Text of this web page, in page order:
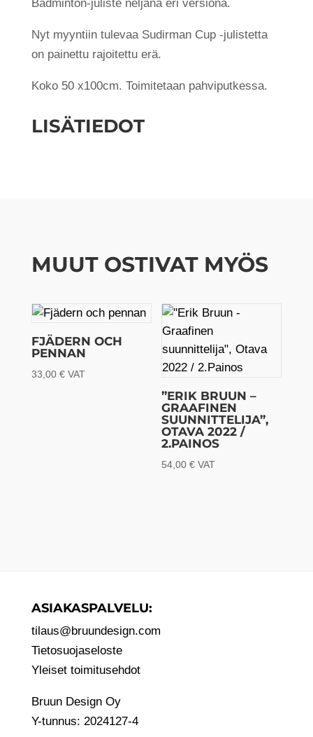
Badminton-juliste neljänä eri versiona.
Nyt myyntiin tulevaa Sudirman Cup -julistetta
on painettu rajoitettu erä.
Koko 50 x100cm. Toimitetaan pahviputkessa.
LISÄTIEDOT
MUUT OSTIVAT MYÖS
FJÄDERN OCH
PENNAN
33,00 € VAT
”ERIK BRUUN –
GRAAFINEN
SUUNNITTELIJA”,
OTAVA 2022 /
2.PAINOS
54,00€ VAT
ASIAKASPALVELU:
tilaus@bruundesign.com
Tietosuojaseloste
Yleiset toimitusehdot
Bruun Design Oy
Y-tunnus: 2024127-4